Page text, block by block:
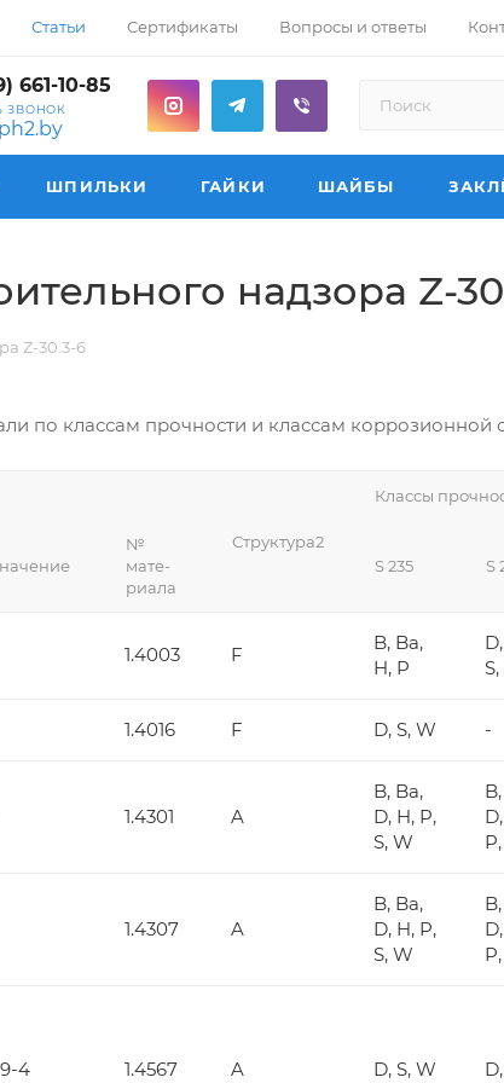
Статьи Сертификаты Вопросы и ответы
661-10-85
ЗВОНОК
ШПИЛЬКИ ГАЙКИ ШАЙБЫ
надзора Z-
Z-30.3-6
по классам прочности и классам коррозионной
Структура2
Классы
№
мате-
риала
S 235 S
1.4003 F
B, Ba,
H, P
1.4016 F D, S, W -
1.4301 A
B, Ba,
D, H, P,
S, W
1.4307 A
B, Ba,
D, H, P,
S, W
4 1.4567 A D, S, W